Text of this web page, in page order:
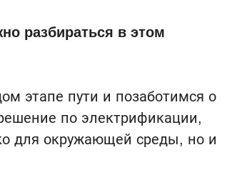
разбираться в этом
этапе пути и позаботимся о
по электрификации,
для окружающей среды, но и